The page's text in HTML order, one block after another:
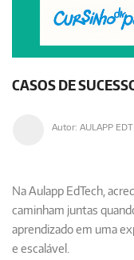
CASOS DE
Autor: AULAPP
Na Aulapp EdTech,
caminham juntas
aprendizado em uma
e escalável.